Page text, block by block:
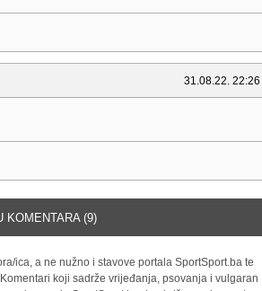
31.08.22. 22:26
KOMENTARA (9)
ica, a ne nužno i stavove portala SportSport.ba te
koji sadrže vrijeđanja, psovanja i vulgaran